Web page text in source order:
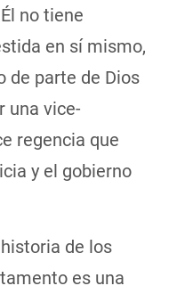
no tiene
en sí mismo,
de parte de Dios
una vice-
regencia que
y el gobierno
de los
es una